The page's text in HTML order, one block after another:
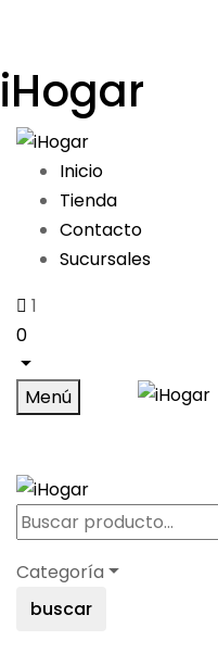
iHogar
Inicio
Tienda
Contacto
Sucursales
1
0
Menú
Categoría
buscar